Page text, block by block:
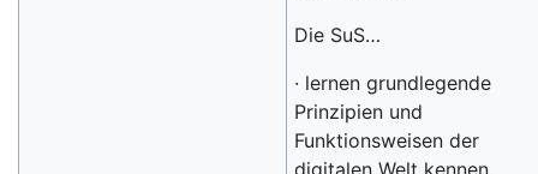
Die SuS…
· lernen grundlegende
Prinzipien und
Funktionsweisen der
digitalen Welt kennen,